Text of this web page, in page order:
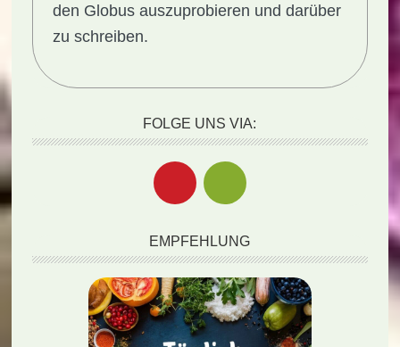
den Globus auszuprobieren und darüber
zu schreiben.
FOLGE UNS VIA:
EMPFEHLUNG